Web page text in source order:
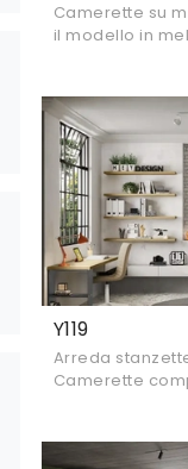
Camerette su
il modello in
Y119
Arreda
Camerette